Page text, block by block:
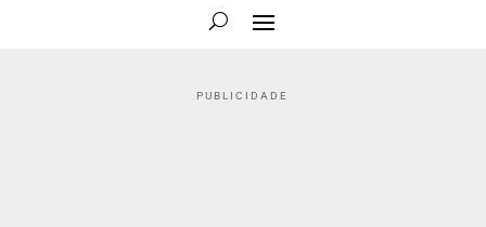
PUBLICIDADE